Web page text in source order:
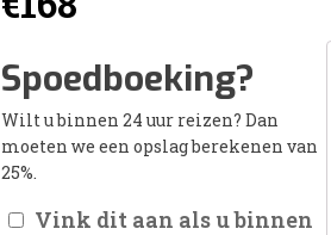
Spoedboeking?
Wilt u binnen 24 uur reizen? Dan
moeten we een opslag berekenen van
25%.
Vink dit aan als u binnen